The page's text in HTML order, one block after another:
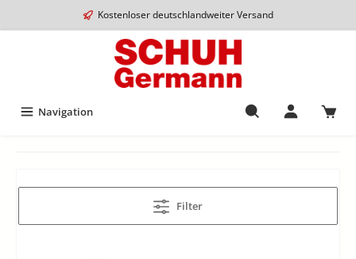
Kostenloser deutschlandweiter Versand
Navigation
Filter